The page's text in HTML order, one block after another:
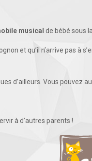
musical de bébé sous
et qu’il n’arrive pas à
d’ailleurs. Vous pouvez
à d’autres parents !